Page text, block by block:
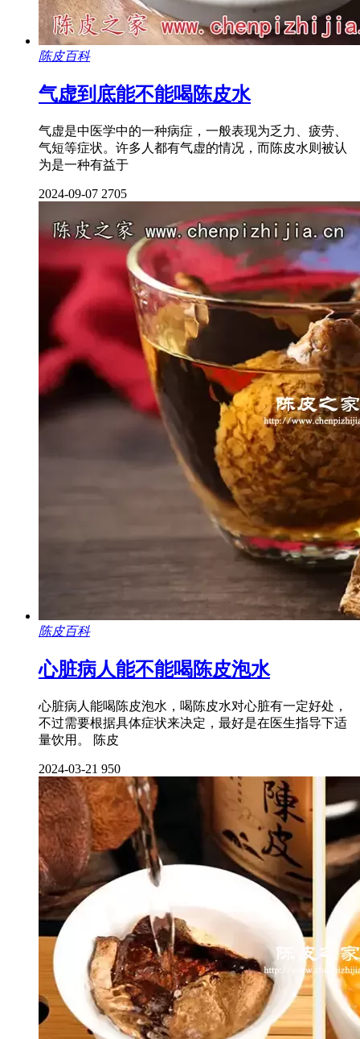
陈皮百科
气虚到底能不能喝陈皮水
气虚是中医学中的一种病症，一般表现为乏力、疲劳、
气短等症状。许多人都有气虚的情况，而陈皮水则被认
为是一种有益于
2024-09-07 2705
陈皮百科
心脏病人能不能喝陈皮泡水
心脏病人能喝陈皮泡水，喝陈皮水对心脏有一定好处，
不过需要根据具体症状来决定，最好是在医生指导下适
量饮用。 陈皮
2024-03-21 950